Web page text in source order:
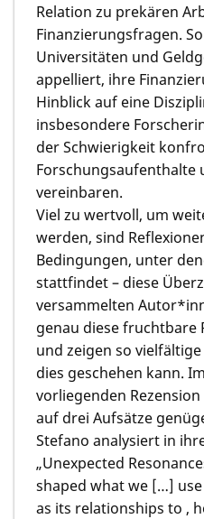
Relation zu prekären
Finanzierungsfragen.
Universitäten und
appelliert, ihre
Hinblick auf eine
insbesondere
der Schwierigkeit
Forschungsaufenthalte
vereinbaren.
Viel zu wertvoll, um
werden, sind
Bedingungen, unter
stattfindet – diese
versammelten
genau diese fruchtbare
und zeigen so
dies geschehen kann.
vorliegenden
auf drei Aufsätze
Stefano analysiert in
„Unexpected
shaped what we […] use
as its relationships to ,